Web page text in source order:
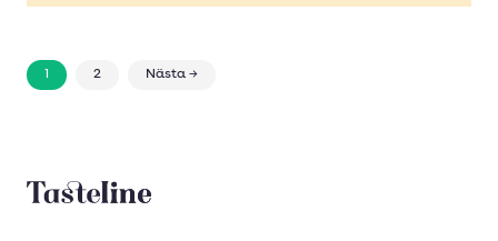
1 2 Nästa →
Tasteline startsida